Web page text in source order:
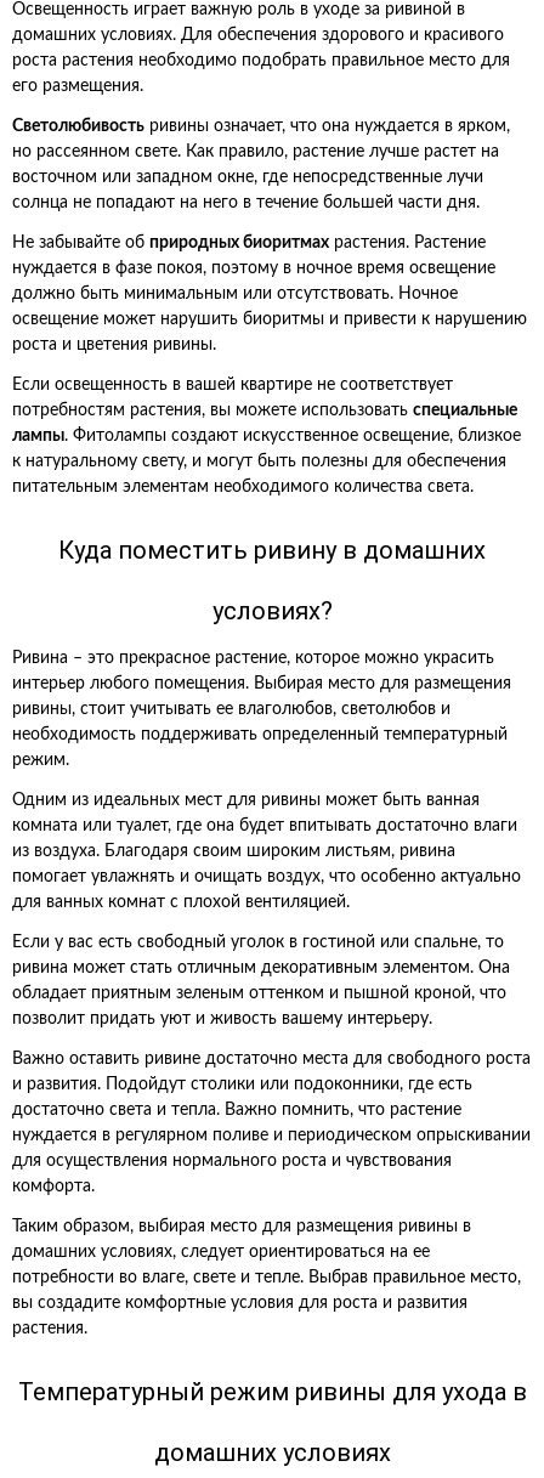
Освещенность играет важную роль в уходе за ривиной в
домашних условиях. Для обеспечения здорового и красивого
роста растения необходимо подобрать правильное место для
его размещения.
Светолюбивость ривины означает, что она нуждается в ярком,
но рассеянном свете. Как правило, растение лучше растет на
восточном или западном окне, где непосредственные лучи
солнца не попадают на него в течение большей части дня.
Не забывайте об природных биоритмах растения. Растение
нуждается в фазе покоя, поэтому в ночное время освещение
должно быть минимальным или отсутствовать. Ночное
освещение может нарушить биоритмы и привести к нарушению
роста и цветения ривины.
Если освещенность в вашей квартире не соответствует
потребностям растения, вы можете использовать специальные
лампы. Фитолампы создают искусственное освещение, близкое
к натуральному свету, и могут быть полезны для обеспечения
питательным элементам необходимого количества света.
Куда поместить ривину в домашних
условиях?
Ривина – это прекрасное растение, которое можно украсить
интерьер любого помещения. Выбирая место для размещения
ривины, стоит учитывать ее влаголюбов, светолюбов и
необходимость поддерживать определенный температурный
режим.
Одним из идеальных мест для ривины может быть ванная
комната или туалет, где она будет впитывать достаточно влаги
из воздуха. Благодаря своим широким листьям, ривина
помогает увлажнять и очищать воздух, что особенно актуально
для ванных комнат с плохой вентиляцией.
Если у вас есть свободный уголок в гостиной или спальне, то
ривина может стать отличным декоративным элементом. Она
обладает приятным зеленым оттенком и пышной кроной, что
позволит придать уют и живость вашему интерьеру.
Важно оставить ривине достаточно места для свободного роста
и развития. Подойдут столики или подоконники, где есть
достаточно света и тепла. Важно помнить, что растение
нуждается в регулярном поливе и периодическом опрыскивании
для осуществления нормального роста и чувствования
комфорта.
Таким образом, выбирая место для размещения ривины в
домашних условиях, следует ориентироваться на ее
потребности во влаге, свете и тепле. Выбрав правильное место,
вы создадите комфортные условия для роста и развития
растения.
Температурный режим ривины для ухода в
домашних условиях